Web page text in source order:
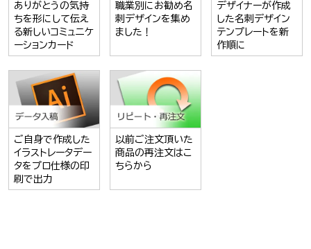
ありがとうの気持
ちを形にして伝え
る新しいコミュニケ
ーションカード
職業別にお勧め名
刺デザインを集め
ました！
デザイナーが作成
した名刺デザイン
テンプレートを新
作順に
ご自身で作成した
イラストレータデー
タをプロ仕様の印
刷で出力
以前ご注文頂いた
商品の再注文はこ
ちらから